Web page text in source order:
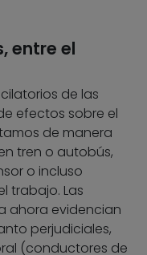
entre el
de las
efectos sobre el
de manera
tren o autobús,
o incluso
trabajo. Las
ahora evidencian
perjudiciales,
(conductores de